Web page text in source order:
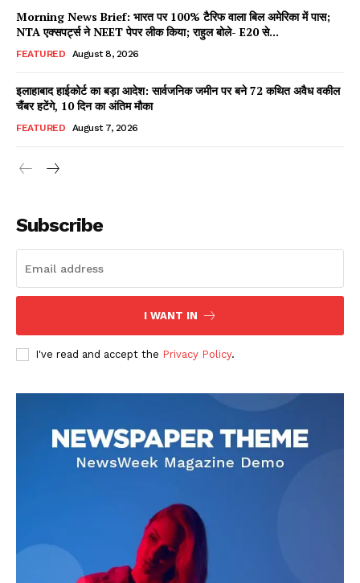
Facebook
X WhatsApp
Share
Read Latest News on AIN
NEWS 1 App
AIN NEWS 1
Contact Us
Morning News Brief: भारत पर 100% टैरिफ वाला बिल अमेरिका में पास;
NTA एक्सपर्ट्स ने NEET पेपर लीक किया; राहुल बोले- E20 से...
FEATURED August 8, 2026
इलाहाबाद हाईकोर्ट का बड़ा आदेश: सार्वजनिक जमीन पर बने 72 कथित अवैध वकील
चैंबर हटेंगे, 10 दिन का अंतिम मौका
FEATURED August 7, 2026
Subscribe
I WANT IN
I've read and accept the Privacy Policy.